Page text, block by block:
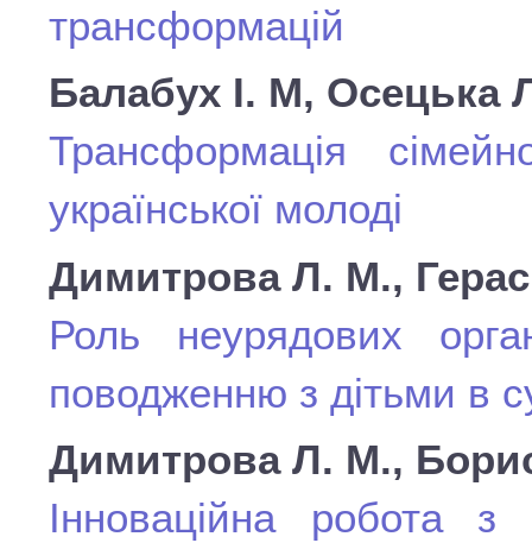
трансформацій
Балабух І. М, Осецька
Трансформація
української молоді
Димитрова Л. М.,
Роль неурядових
поводженню з дітьми в
Димитрова Л. М.,
Інноваційна робота